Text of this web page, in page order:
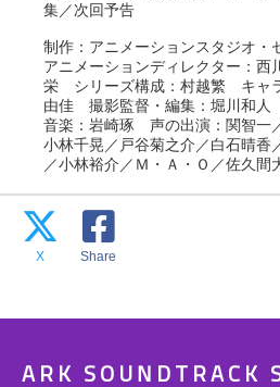
集／次回予告
制作：アニメーションスタジオ
アニメーションディレクター：
栄 シリーズ構成：村越繁 キャ
由佳 撮影監督・編集：堀川和
音楽：岩崎琢 声の出演：関智一
小林千晃／戸谷菊之介／白石晴香
／小林裕介／Ｍ・Ａ・Ｏ／佐久間
X Share
ARK SOUNDTRACK